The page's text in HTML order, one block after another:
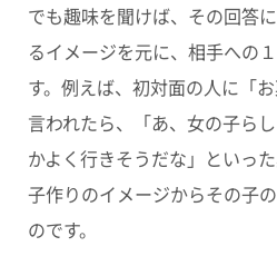
でも趣味を聞けば、その回答
るイメージを元に、相手への
す。例えば、初対面の人に「
言われたら、「あ、女の子ら
かよく行きそうだな」といっ
子作りのイメージからその子
のです。